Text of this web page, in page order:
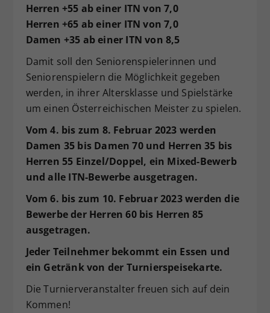
Herren +55 ab einer ITN von 7,0
Herren +65 ab einer ITN von 7,0
Damen +35 ab einer ITN von 8,5
Damit soll den Seniorenspielerinnen und
Seniorenspielern die Möglichkeit gegeben
werden, in ihrer Altersklasse und Spielstärke
um einen Österreichischen Meister zu spielen.
Vom 4. bis zum 8. Februar 2023 werden
Damen 35 bis Damen 70 und Herren 35 bis
Herren 55 Einzel/Doppel, ein Mixed-Bewerb
und alle ITN-Bewerbe ausgetragen.
Vom 6. bis zum 10. Februar 2023 werden die
Bewerbe der Herren 60 bis Herren 85
ausgetragen.
Jeder Teilnehmer bekommt ein Essen und
ein Getränk von der Turnierspeisekarte.
Die Turnierveranstalter freuen sich auf dein
Kommen!